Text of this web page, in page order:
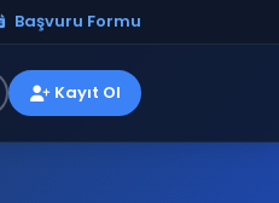
Başvuru Formu
Kayıt Ol